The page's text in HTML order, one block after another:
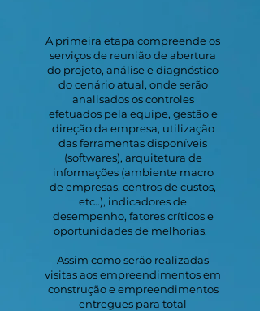
A primeira etapa compreende os
serviços de reunião de abertura
do projeto, análise e diagnóstico
do cenário atual, onde serão
analisados os controles
efetuados pela equipe, gestão e
direção da empresa, utilização
das ferramentas disponíveis
(softwares), arquitetura de
informações (ambiente macro
de empresas, centros de custos,
etc..), indicadores de
desempenho, fatores críticos e
oportunidades de melhorias.
Assim como serão realizadas
visitas aos empreendimentos em
construção e empreendimentos
entregues para total